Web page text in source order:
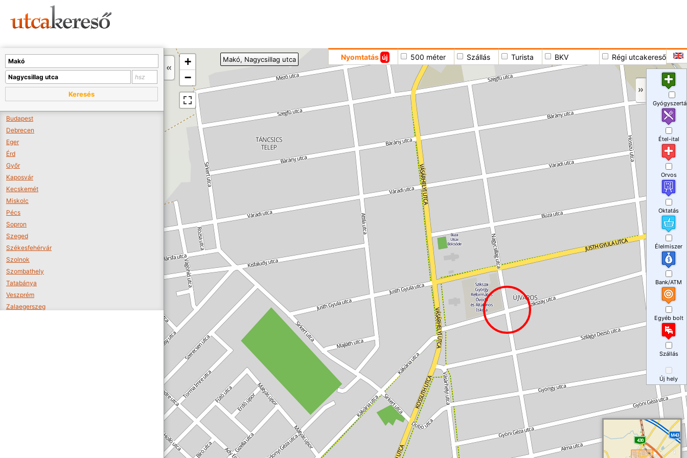
+
−
Nyomtatás új 500 méter Szállás Turista BKV Régi utcakereső
Makó, Nagycsillag utca
Keresés
Budapest
Debrecen
Eger
Érd
Győr
Kaposvár
Kecskemét
Miskolc
Pécs
Sopron
Szeged
Székesfehérvár
Szolnok
Szombathely
Tatabánya
Veszprém
Zalaegerszeg
Étel-ital
Orvos
Oktatás
Élelmiszer
Bank/ATM
Egyéb bolt
Szállás
Új hely
A térképet kicsinyíteni kell, hogy látszódjanak a boltok.
Boltok látszódjanak >>